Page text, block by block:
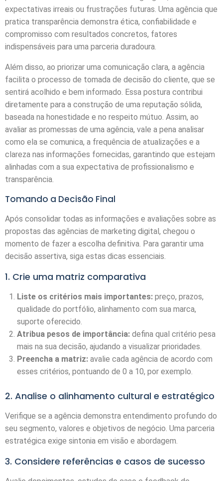
expectativas irreais ou frustrações futuras. Uma agência que
pratica transparência demonstra ética, confiabilidade e
compromisso com resultados concretos, fatores
indispensáveis para uma parceria duradoura.
Além disso, ao priorizar uma comunicação clara, a agência
facilita o processo de tomada de decisão do cliente, que se
sentirá acolhido e bem informado. Essa postura contribui
diretamente para a construção de uma reputação sólida,
baseada na honestidade e no respeito mútuo. Assim, ao
avaliar as promessas de uma agência, vale a pena analisar
como ela se comunica, a frequência de atualizações e a
clareza nas informações fornecidas, garantindo que estejam
alinhadas com a sua expectativa de profissionalismo e
transparência.
Tomando a Decisão Final
Após consolidar todas as informações e avaliações sobre as
propostas das agências de marketing digital, chegou o
momento de fazer a escolha definitiva. Para garantir uma
decisão assertiva, siga estas dicas essenciais.
1. Crie uma matriz comparativa
Liste os critérios mais importantes: preço, prazos,
qualidade do portfólio, alinhamento com sua marca,
suporte oferecido.
Atribua pesos de importância: defina qual critério pesa
mais na sua decisão, ajudando a visualizar prioridades.
Preencha a matriz: avalie cada agência de acordo com
esses critérios, pontuando de 0 a 10, por exemplo.
2. Analise o alinhamento cultural e estratégico
Verifique se a agência demonstra entendimento profundo do
seu segmento, valores e objetivos de negócio. Uma parceria
estratégica exige sintonia em visão e abordagem.
3. Considere referências e casos de sucesso